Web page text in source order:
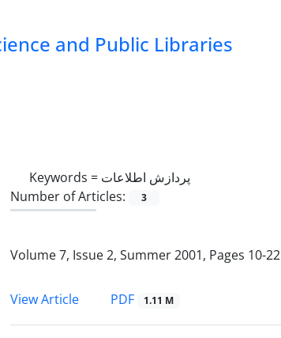
and Public Libraries
Keywords = پردازش اطلاعات
Number of Articles:
3
Volume 7, Issue 2, Summer 2001, Pages 10-22
View Article
PDF 1.11 M